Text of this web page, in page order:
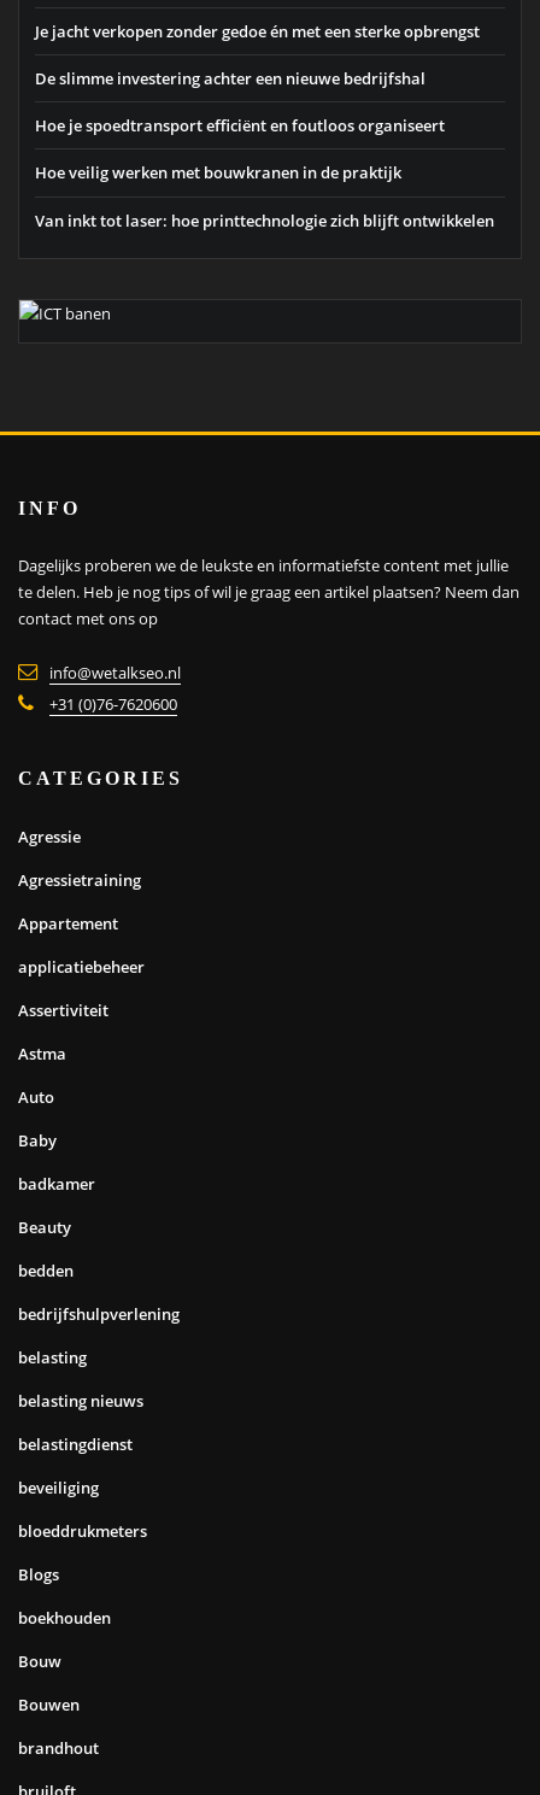
Je jacht verkopen zonder gedoe én met een sterke opbrengst
De slimme investering achter een nieuwe bedrijfshal
Hoe je spoedtransport efficiënt en foutloos organiseert
Hoe veilig werken met bouwkranen in de praktijk
Van inkt tot laser: hoe printtechnologie zich blijft ontwikkelen
INFO
Dagelijks proberen we de leukste en informatiefste content met jullie
te delen. Heb je nog tips of wil je graag een artikel plaatsen? Neem dan
contact met ons op
info@wetalkseo.nl
+31 (0)76-7620600
CATEGORIES
Agressie
Agressietraining
Appartement
applicatiebeheer
Assertiviteit
Astma
Auto
Baby
badkamer
Beauty
bedden
bedrijfshulpverlening
belasting
belasting nieuws
belastingdienst
beveiliging
bloeddrukmeters
Blogs
boekhouden
Bouw
Bouwen
brandhout